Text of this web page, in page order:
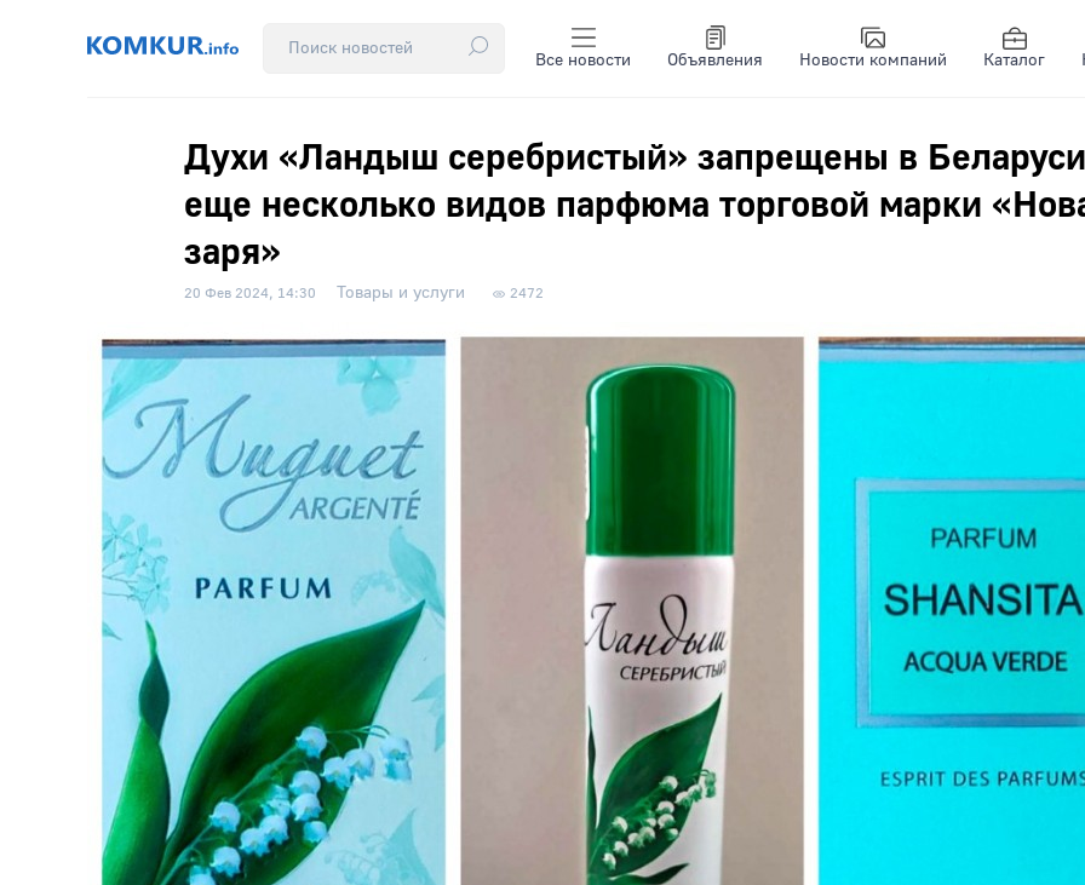
Все новости Объявления Новости компаний Каталог
Духи «Ландыш серебристый» запрещены в
еще несколько видов парфюма торговой марки
заря»
20 Фев 2024, 14:30 Товары и услуги 2472